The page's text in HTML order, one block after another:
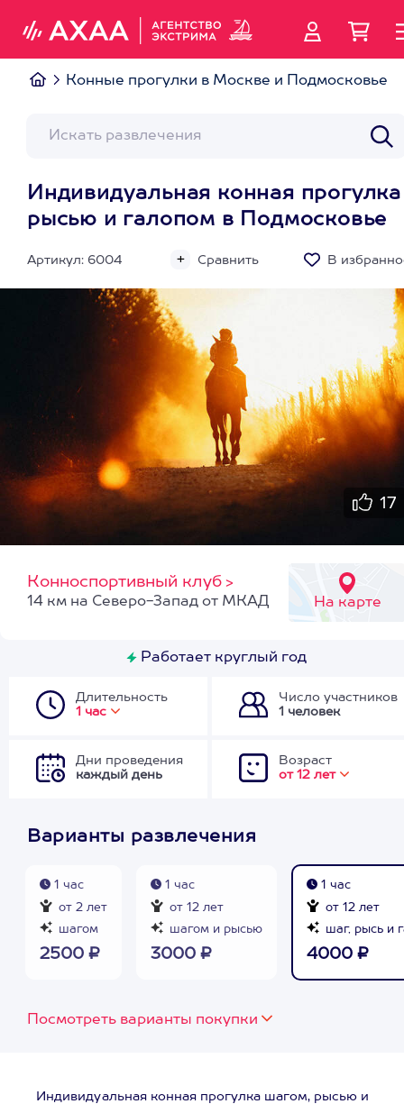
Конные прогулки в Москве и Подмосковье
Индивидуальная конная прогулка
рысью и галопом в Подмосковье
Артикул: 6004 Сравнить В
17
Конноспортивный клуб >
На карте
14 км на Северо-Запад от МКАД
Работает круглый год
Длительность
1 час
Число участников
1 человек
Дни проведения
каждый день
Возраст
от 12 лет
Варианты развлечения
1 час
от 2 лет
шагом
2500 ₽
1 час
от 12 лет
шагом и рысью
3000 ₽
1 час
от 12 лет
шаг, рысь и
4000 ₽
Посмотреть варианты покупки
Индивидуальная конная прогулка шагом, рысью и